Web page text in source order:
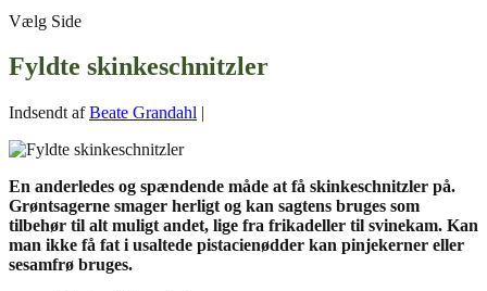
Vælg Side
Fyldte skinkeschnitzler
Indsendt afBeate Grandahl |
En anderledes og spændende måde at få skinkeschnitzler på.
Grøntsagerne smager herligt og kan sagtens bruges som
tilbehør til alt muligt andet, lige fra frikadeller til svinekam. Kan
man ikke få fat i usaltede pistacienødder kan pinjekerner eller
sesamfrø bruges.